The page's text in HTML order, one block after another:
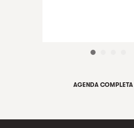
AGENDA COMPLETA